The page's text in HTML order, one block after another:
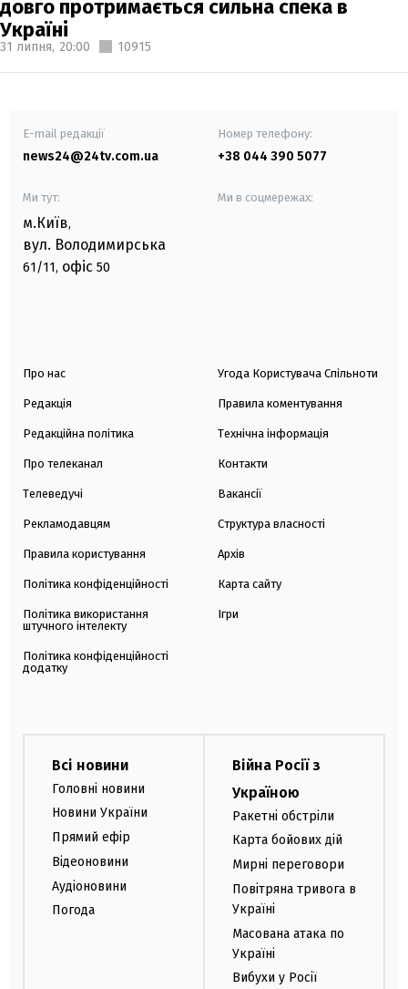
довго протримається сильна спека в
Україні
31 липня, 20:00 10915
E-mail редакції
news24@24tv.com.ua
Номер телефону:
+38 044 390 5077
Ми тут:
м.Київ,
вул. Володимирська
61/11, офіс 50
Ми в соцмережах:
Про нас
Редакція
Редакційна політика
Про телеканал
Телеведучі
Рекламодавцям
Правила користування
Політика конфіденційності
Політика використання
штучного інтелекту
Політика конфіденційності
додатку
Угода Користувача Спільноти
Правила коментування
Технічна інформація
Контакти
Вакансії
Структура власності
Архів
Карта сайту
Ігри
Всі новини
Головні новини
Новини України
Прямий ефір
Відеоновини
Аудіоновини
Погода
Війна Росії з
Україною
Ракетні обстріли
Карта бойових дій
Мирні переговори
Повітряна тривога в
Україні
Масована атака по
Україні
Вибухи у Росії